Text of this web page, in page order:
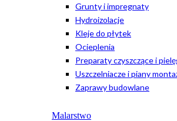
Grunty i impregnaty
Hydroizolacje
Kleje do płytek
Ocieplenia
Preparaty czyszczące i
Uszczelniacze i piany
Zaprawy budowlane
Malarstwo